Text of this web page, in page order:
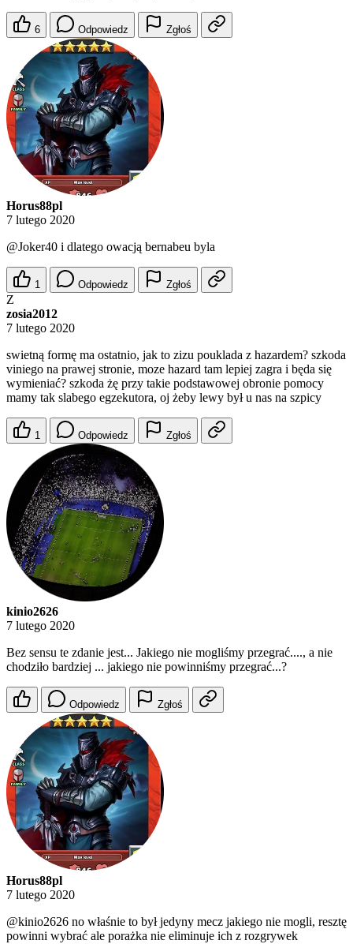
6 Odpowiedz Zgłoś
Horus88pl
7 lutego 2020
@Joker40 i dlatego owacją bernabeu byla
1 Odpowiedz Zgłoś
Z
zosia2012
7 lutego 2020
swietną formę ma ostatnio, jak to zizu pouklada z hazardem? szkoda
viniego na prawej stronie, moze hazard tam lepiej zagra i będa się
wymieniać? szkoda żę przy takie podstawowej obronie pomocy
mamy tak slabego egzekutora, oj żeby lewy był u nas na szpicy
1 Odpowiedz Zgłoś
kinio2626
7 lutego 2020
Bez sensu te zdanie jest... Jakiego nie mogliśmy przegrać...., a nie
chodziło bardziej ... jakiego nie powinniśmy przegrać...?
Odpowiedz Zgłoś
Horus88pl
7 lutego 2020
@kinio2626 no właśnie to był jedyny mecz jakiego nie mogli, resztę
powinni wybrać ale porażka nie eliminuje ich z rozgrywek